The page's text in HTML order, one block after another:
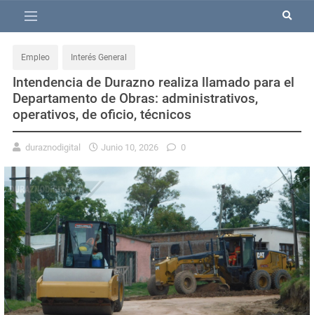
Empleo Interés General
Intendencia de Durazno realiza llamado para el
Departamento de Obras: administrativos,
operativos, de oficio, técnicos
duraznodigital Junio 10, 2026 0